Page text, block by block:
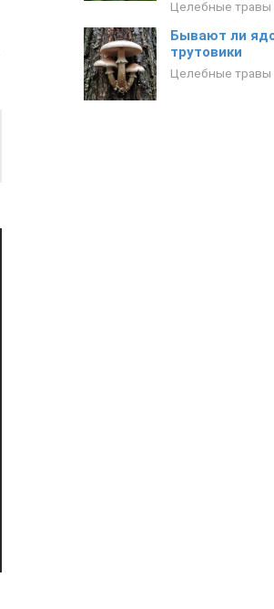
Целебные травы
Бывают ли
трутовики
Целебные травы